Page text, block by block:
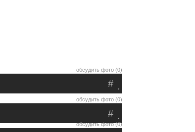
обсудить фото (0)
.
#
обсудить фото (0)
.
#
обсудить фото (0)